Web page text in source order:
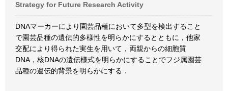
Strategy for Future Research Activity
DNAマーカーにより園芸品種において多型を検出すること
で園芸品種の遺伝的多様性を明らかにするとともに，他家
交配により得られた実生を用いて，両親からの細胞質
DNA，核DNAの遺伝様式を明らかにすることでフジ属園芸
品種の遺伝的背景を明らかにする．